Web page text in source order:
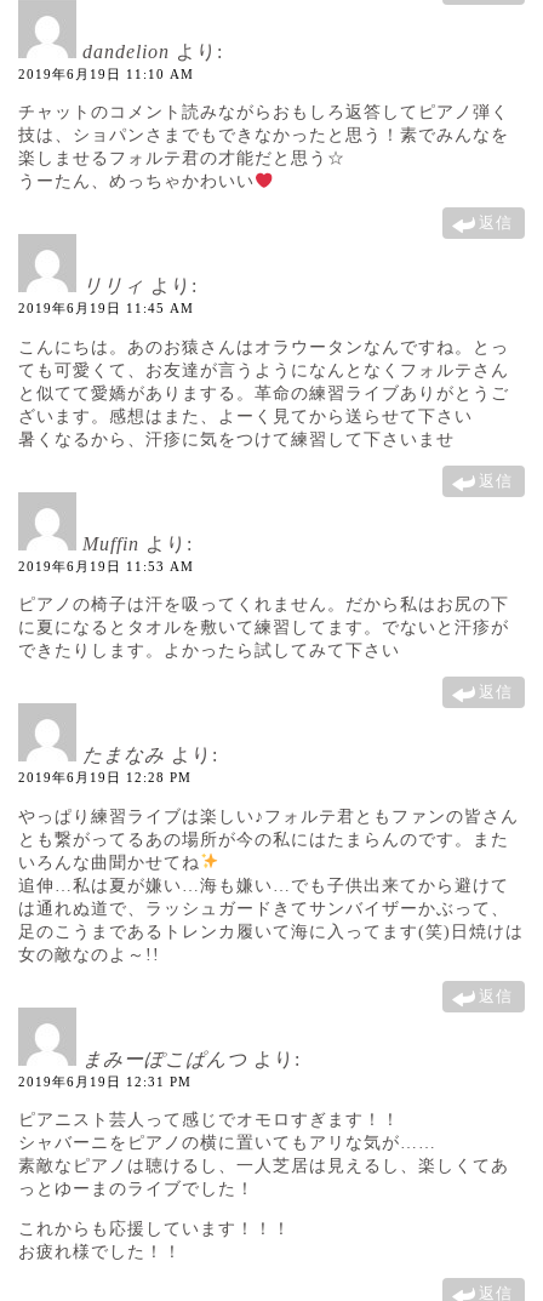
dandelion より:
2019年6月19日 11:10 AM
チャットのコメント読みながらおもしろ返答してピアノ弾く
技は、ショパンさまでもできなかったと思う！素でみんなを
楽しませるフォルテ君の才能だと思う☆
うーたん、めっちゃかわいい
返信
リリィ より:
2019年6月19日 11:45 AM
こんにちは。あのお猿さんはオラウータンなんですね。とっ
ても可愛くて、お友達が言うようになんとなくフォルテさん
と似てて愛嬌がありまする。革命の練習ライブありがとうご
ざいます。感想はまた、よーく見てから送らせて下さい
暑くなるから、汗疹に気をつけて練習して下さいませ
返信
Muffin より:
2019年6月19日 11:53 AM
ピアノの椅子は汗を吸ってくれません。だから私はお尻の下
に夏になるとタオルを敷いて練習してます。でないと汗疹が
できたりします。よかったら試してみて下さい
返信
たまなみ より:
2019年6月19日 12:28 PM
やっぱり練習ライブは楽しい♪フォルテ君ともファンの皆さん
とも繋がってるあの場所が今の私にはたまらんのです。また
いろんな曲聞かせてね
追伸…私は夏が嫌い…海も嫌い…でも子供出来てから避けて
は通れぬ道で、ラッシュガードきてサンバイザーかぶって、
足のこうまであるトレンカ履いて海に入ってます(笑)日焼けは
女の敵なのよ～!!
返信
まみーぽこぱんつ より:
2019年6月19日 12:31 PM
ピアニスト芸人って感じでオモロすぎます！！
シャバーニをピアノの横に置いてもアリな気が……
素敵なピアノは聴けるし、一人芝居は見えるし、楽しくてあ
っとゆーまのライブでした！
これからも応援しています！！！
お疲れ様でした！！
返信